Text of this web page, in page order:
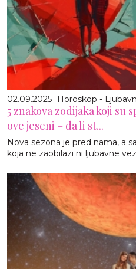
02.09.2025 Horoskop -
5 znakova zodijaka koji su
ove jeseni – da li st...
Nova sezona je pred nama, a
koja ne zaobilazi ni ljubavne